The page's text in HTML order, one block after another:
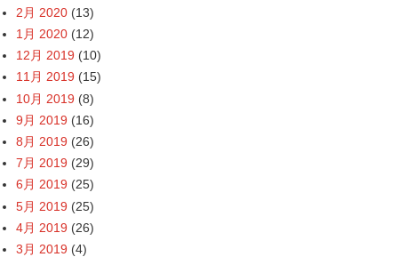
2月 2020 (13)
1月 2020 (12)
12月 2019 (10)
11月 2019 (15)
10月 2019 (8)
9月 2019 (16)
8月 2019 (26)
7月 2019 (29)
6月 2019 (25)
5月 2019 (25)
4月 2019 (26)
3月 2019 (4)